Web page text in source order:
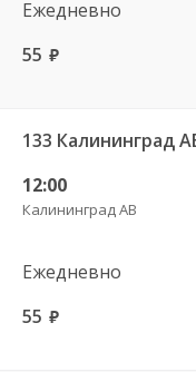
Ежедневно
55 руб.
12:00
Калининград АВ
Ежедневно
55 руб.